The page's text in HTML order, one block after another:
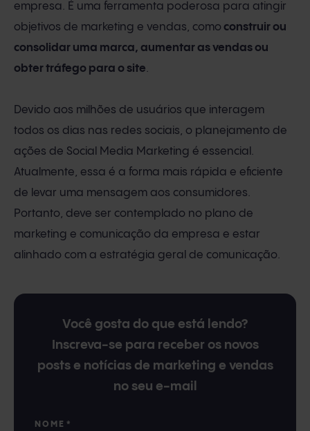
empresa. É uma ferramenta poderosa para atingir
objetivos de marketing e vendas, como construir ou
consolidar uma marca, aumentar as vendas ou
obter tráfego para o site.
Devido aos milhões de usuários que interagem
todos os dias nas redes sociais, o planejamento de
ações de Social Media Marketing é essencial.
Atualmente, essa é a forma mais rápida e eficiente
de levar uma mensagem aos consumidores.
Portanto, deve ser contemplado no plano de
marketing e comunicação da empresa e estar
alinhado com a estratégia geral de comunicação.
Você gosta do que está lendo?
Inscreva-se para receber os novos
posts e notícias de marketing e vendas
no seu e-mail
NOME *